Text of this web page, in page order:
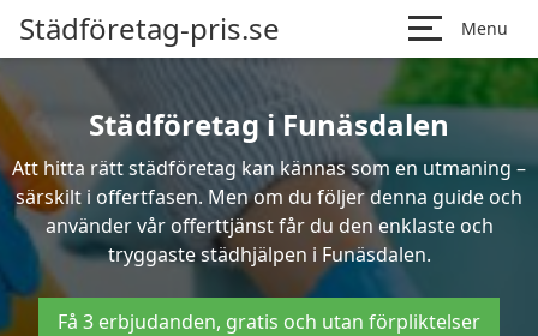
Städföretag-pris.se Menu
Städföretag i Funäsdalen
Att hitta rätt städföretag kan kännas som en utmaning –
särskilt i offertfasen. Men om du följer denna guide och
använder vår offerttjänst får du den enklaste och
tryggaste städhjälpen i Funäsdalen.
Få 3 erbjudanden, gratis och utan förpliktelser